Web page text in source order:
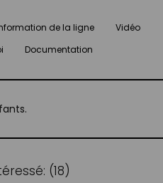
de la ligne
Vidéo
Documentation
(18)